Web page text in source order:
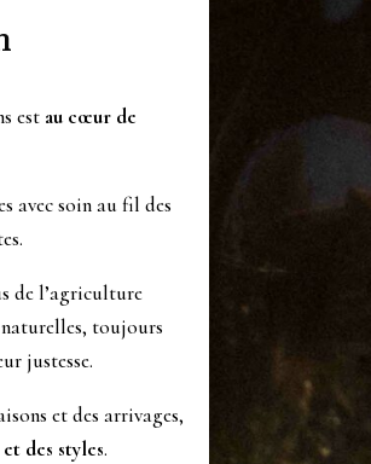
est au cœur de
avec soin au fil des
de l’agriculture
toujours
justesse.
et des arrivages,
des styles.